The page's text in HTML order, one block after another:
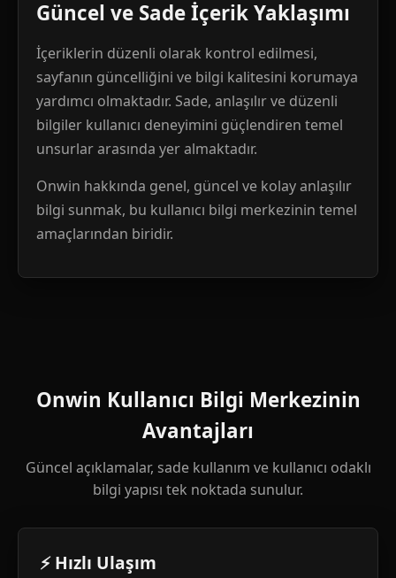
Güncel ve Sade İçerik Yaklaşımı
İçeriklerin düzenli olarak kontrol edilmesi,
sayfanın güncelliğini ve bilgi kalitesini korumaya
yardımcı olmaktadır. Sade, anlaşılır ve düzenli
bilgiler kullanıcı deneyimini güçlendiren temel
unsurlar arasında yer almaktadır.
Onwin hakkında genel, güncel ve kolay anlaşılır
bilgi sunmak, bu kullanıcı bilgi merkezinin temel
amaçlarından biridir.
Onwin Kullanıcı Bilgi Merkezinin
Avantajları
Güncel açıklamalar, sade kullanım ve kullanıcı odaklı
bilgi yapısı tek noktada sunulur.
⚡ Hızlı Ulaşım